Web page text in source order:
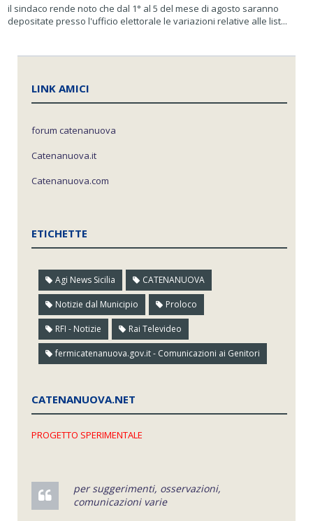
il sindaco rende noto che dal 1° al 5 del mese di agosto saranno
depositate presso l'ufficio elettorale le variazioni relative alle list...
LINK AMICI
forum catenanuova
Catenanuova.it
Catenanuova.com
ETICHETTE
Agi News Sicilia CATENANUOVA
Notizie dal Municipio Proloco
RFI - Notizie Rai Televideo
fermicatenanuova.gov.it - Comunicazioni ai Genitori
CATENANUOVA.NET
PROGETTO SPERIMENTALE
per suggerimenti, osservazioni,
comunicazioni varie